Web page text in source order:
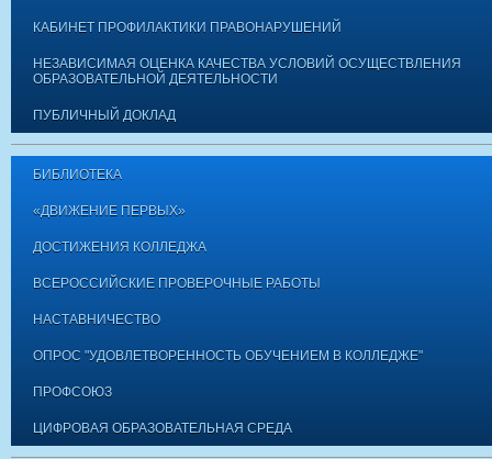
КАБИНЕТ ПРОФИЛАКТИКИ ПРАВОНАРУШЕНИЙ
НЕЗАВИСИМАЯ ОЦЕНКА КАЧЕСТВА УСЛОВИЙ ОСУЩЕСТВЛЕНИЯ
ОБРАЗОВАТЕЛЬНОЙ ДЕЯТЕЛЬНОСТИ
ПУБЛИЧНЫЙ ДОКЛАД
БИБЛИОТЕКА
«ДВИЖЕНИЕ ПЕРВЫХ»
ДОСТИЖЕНИЯ КОЛЛЕДЖА
ВСЕРОССИЙСКИЕ ПРОВЕРОЧНЫЕ РАБОТЫ
НАСТАВНИЧЕСТВО
ОПРОС "УДОВЛЕТВОРЕННОСТЬ ОБУЧЕНИЕМ В КОЛЛЕДЖЕ"
ПРОФСОЮЗ
ЦИФРОВАЯ ОБРАЗОВАТЕЛЬНАЯ СРЕДА